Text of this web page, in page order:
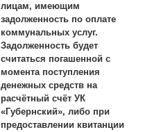
лицам, имеющим
задолженность по оплате
коммунальных услуг.
Задолженность будет
считаться погашенной с
момента поступления
денежных средств на
расчётный счёт УК
«Губернский», либо при
предоставлении квитанции